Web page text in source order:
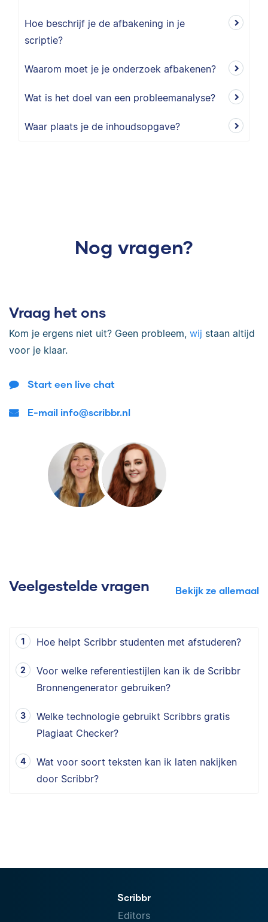
Hoe beschrijf je de afbakening in je
scriptie?
Waarom moet je je onderzoek afbakenen?
Wat is het doel van een probleemanalyse?
Waar plaats je de inhoudsopgave?
Nog vragen?
Vraag het ons
Kom je ergens niet uit? Geen probleem, wij staan altijd
voor je klaar.
Start een live chat
E-mail info@scribbr.nl
Veelgestelde vragen Bekijk ze allemaal
Hoe helpt Scribbr studenten met afstuderen?
Voor welke referentiestijlen kan ik de Scribbr
Bronnengenerator gebruiken?
Welke technologie gebruikt Scribbrs gratis
Plagiaat Checker?
Wat voor soort teksten kan ik laten nakijken
door Scribbr?
Scribbr
Editors